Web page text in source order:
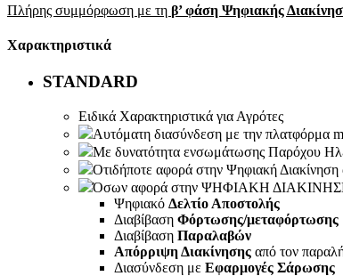
Πλήρης συμμόρφωση με τη β’ φάση Ψηφιακής
Χαρακτηριστικά
STANDARD
Ειδικά Χαρακτηριστικά για Αγρότες
Αυτόματη διασύνδεση με την πλατφόρμα
Με δυνατότητα ενσωμάτωσης Παρόχου
Οτιδήποτε αφορά στην Ψηφιακή
Όσων αφορά στην ΨΗΦΙΑΚΗ
Ψηφιακό Δελτίο Αποστολής
Διαβίβαση Φόρτωσης/μεταφόρτωσης
Διαβίβαση Παραλαβών
Απόρριψη Διακίνησης από τον
Διασύνδεση με Εφαρμογές Σάρωσης